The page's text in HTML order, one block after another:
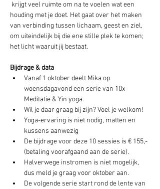
krijgt veel ruimte om na te voelen wat een
houding met je doet. Het gaat over het maken
van verbinding tussen lichaam, geest en ziel,
om uiteindelijk bij die ene stille plek te komen;
het licht waaruit jij bestaat.
Bijdrage & data
Vanaf 1 oktober deelt Mika op
woensdagavond een serie van 10x
Meditatie & Yin yoga.
Wil je daar graag bij zijn? Voel je welkom!
Yoga-ervaring is niet nodig, matten en
kussens aanwezig
De bijdrage voor deze 10 sessies is € 155,-
(betaling voorafgaand aan de serie).
Halverwege instromen is niet mogelijk,
dus meld je graag voor oktober aan.
De volgende serie start rond de lente van